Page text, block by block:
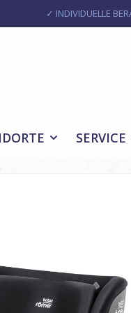
✓ INDIVIDUELLE
SERVICE